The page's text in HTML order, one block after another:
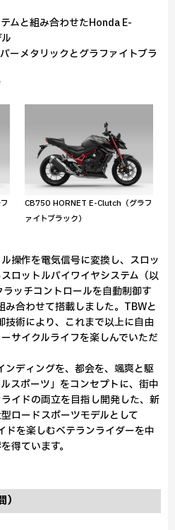
ムと組み合わせたHonda E-
ーメタリックとグラファイトブラ
CB750 HORNET E-Clutch（グラフ
ァイトブラック）
操作を電気信号に変換し、スロッ
ロットルバイワイヤシステム（以
ッチコントロールを自動制御す
合わせて搭載しました。TBWと
術により、これまで以上に自由
サイクルライフを楽しんでいただ
ディングを、都会を、颯爽と駆
スポーツ」をコンセプトに、街中
イドの両立を目指し開発した、新
ロードスポーツモデルとして
を楽しむベテランライダーを中
得ています。